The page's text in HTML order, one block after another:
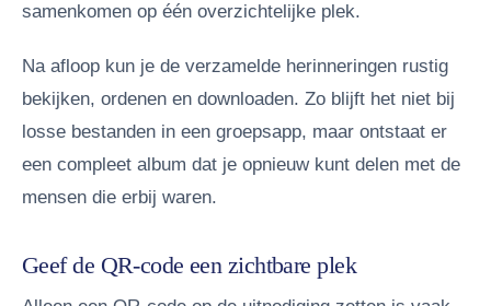
samenkomen op één overzichtelijke plek.
Na afloop kun je de verzamelde herinneringen rustig
bekijken, ordenen en downloaden. Zo blijft het niet bij
losse bestanden in een groepsapp, maar ontstaat er
een compleet album dat je opnieuw kunt delen met de
mensen die erbij waren.
Geef de QR-code een zichtbare plek